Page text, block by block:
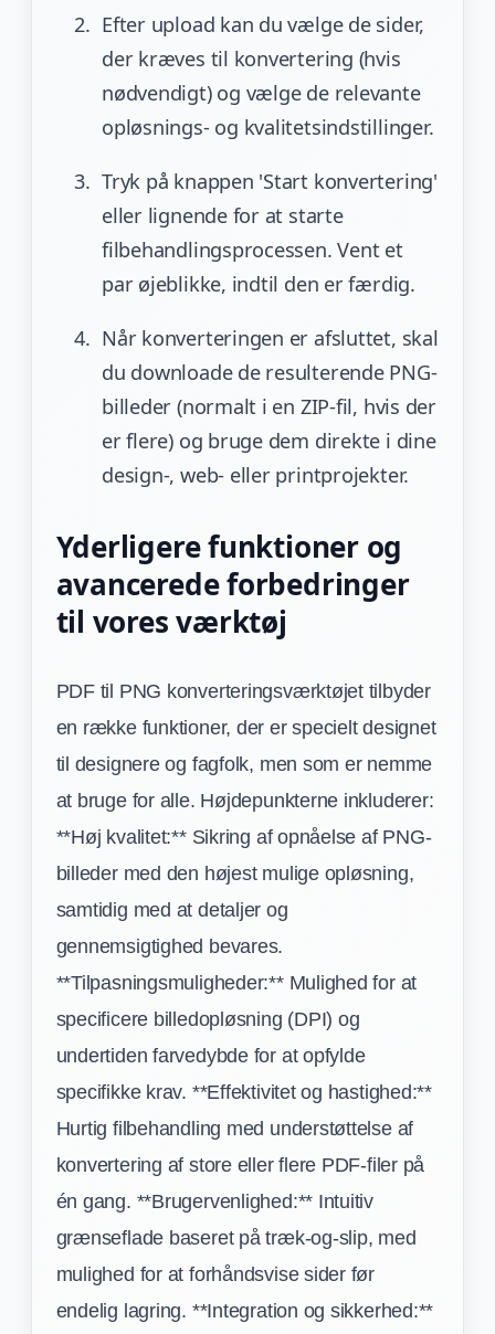
Efter upload kan du vælge de sider,
der kræves til konvertering (hvis
nødvendigt) og vælge de relevante
opløsnings- og kvalitetsindstillinger.
Tryk på knappen 'Start konvertering'
eller lignende for at starte
filbehandlingsprocessen. Vent et
par øjeblikke, indtil den er færdig.
Når konverteringen er afsluttet, skal
du downloade de resulterende PNG-
billeder (normalt i en ZIP-fil, hvis der
er flere) og bruge dem direkte i dine
design-, web- eller printprojekter.
Yderligere funktioner og
avancerede forbedringer
til vores værktøj
PDF til PNG konverteringsværktøjet tilbyder
en række funktioner, der er specielt designet
til designere og fagfolk, men som er nemme
at bruge for alle. Højdepunkterne inkluderer:
**Høj kvalitet:** Sikring af opnåelse af PNG-
billeder med den højest mulige opløsning,
samtidig med at detaljer og
gennemsigtighed bevares.
**Tilpasningsmuligheder:** Mulighed for at
specificere billedopløsning (DPI) og
undertiden farvedybde for at opfylde
specifikke krav. **Effektivitet og hastighed:**
Hurtig filbehandling med understøttelse af
konvertering af store eller flere PDF-filer på
én gang. **Brugervenlighed:** Intuitiv
grænseflade baseret på træk-og-slip, med
mulighed for at forhåndsvise sider før
endelig lagring. **Integration og sikkerhed:**